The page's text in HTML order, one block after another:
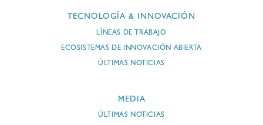
TECNOLOGÍA & INNOVACIÓN
LÍNEAS DE TRABAJO
ECOSISTEMAS DE INNOVACIÓN ABIERTA
ÚLTIMAS NOTICIAS
MEDIA
ÚLTIMAS NOTICIAS